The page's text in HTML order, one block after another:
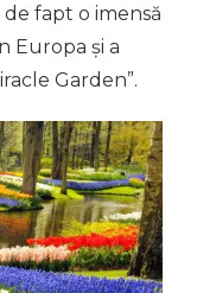
fapt o imensă
Europa și a
Garden”.